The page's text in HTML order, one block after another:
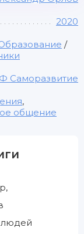
2020
/
Саморазвитие
,
общение
людей